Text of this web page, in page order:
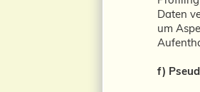
Daten
um
f)